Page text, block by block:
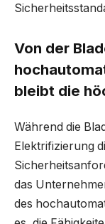
Von der
bleibt die
Während die
Elektrifizierung
das
des